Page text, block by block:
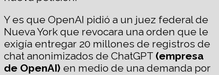
Y es que OpenAI pidió a un juez federal de
Nueva York que revocara una orden que le
exigía entregar 20 millones de registros de
chat anonimizados de ChatGPT (empresa
de OpenAI) en medio de una demanda por